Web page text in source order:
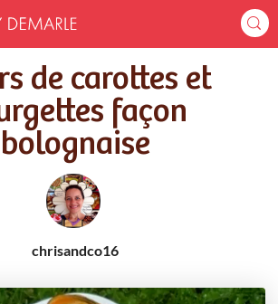
façon bolognaise
de carottes et
façon
bolognaise
chrisandco16